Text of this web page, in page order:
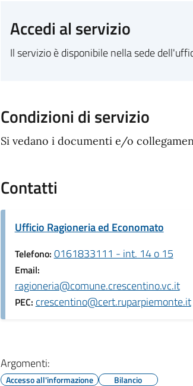
Accedi al servizio
Il servizio è disponibile nella sede
Condizioni di servizio
Si vedano i documenti e/o
Contatti
Ufficio Ragioneria ed Economato
Telefono: 0161833111 - int. 14 o 15
Email:
ragioneria@comune.crescentino.vc.it
PEC: crescentino@cert.ruparpiemonte.it
Argomenti:
Accesso all'informazione Bilancio